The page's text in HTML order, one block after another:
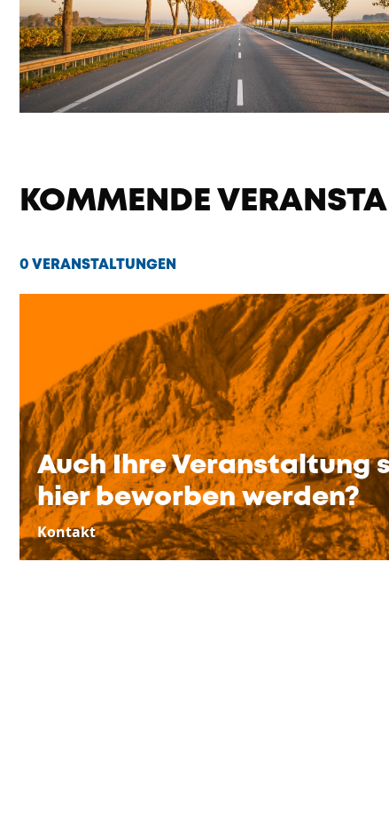
KOMMENDE
0 VERANSTALTUNGEN
Auch Ihre Veranstaltung
hier beworben werden?
Kontakt